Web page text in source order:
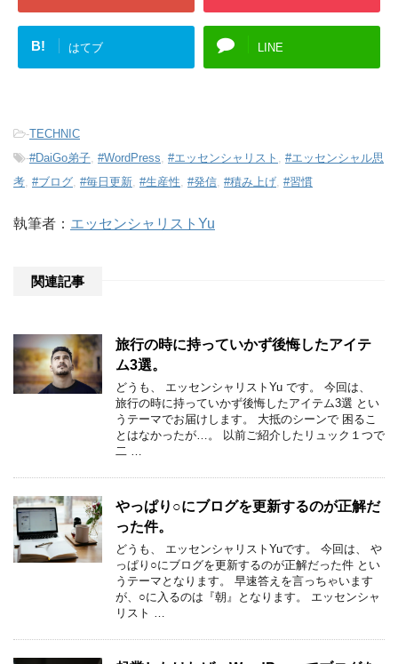
B! はてブ LINE
-TECHNIC
-#DaiGo弟子, #WordPress, #エッセンシャリスト , #エッセンシャル思
考, #ブログ, #毎日更新, #生産性, #発信, #積み上げ, #習慣
執筆者： エッセンシャリストYu
関連記事
旅行の時に持っていかず後悔したアイテ
ム3選。
どうも、 エッセンシャリストYu です。 今回は、
旅行の時に持っていかず後悔したアイテム3選 とい
うテーマでお届けします。 大抵のシーンで 困るこ
とはなかったが…。 以前ご紹介したリュック１つで
二 …
やっぱり○にブログを更新するのが正解だ
った件。
どうも、 エッセンシャリストYuです。 今回は、 や
っぱり○にブログを更新するのが正解だった件 とい
うテーマとなります。 早速答えを言っちゃいます
が、○に入るのは『朝』となります。 エッセンシャ
リスト …